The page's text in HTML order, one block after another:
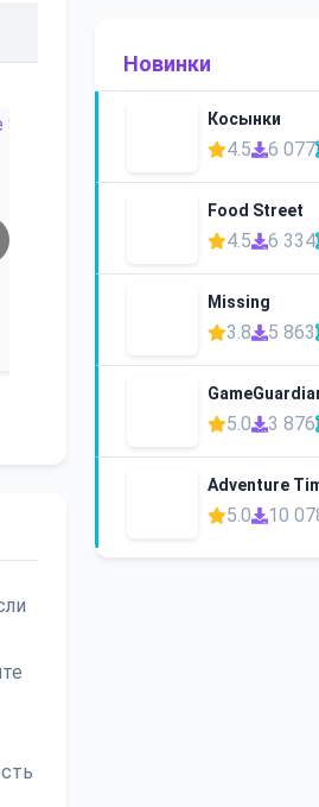
Новинки
Косынки
4.5 6 077
Food Street
4.5 6 334
Missing
3.8 5 863
5.0 3 876
Adventure
5.0 10